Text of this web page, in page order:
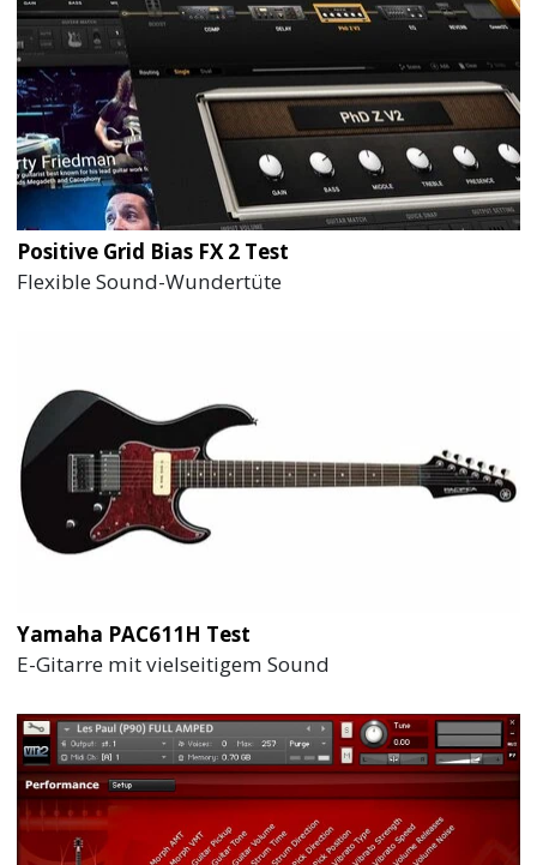
Positive Grid Bias FX 2 Test
Flexible Sound-Wundertüte
Yamaha PAC611H Test
E-Gitarre mit vielseitigem Sound